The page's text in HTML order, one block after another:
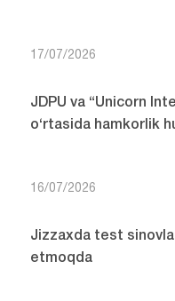
17/07/2026
JDPU va “Unicorn
o‘rtasida hamkorlik
16/07/2026
Jizzaxda test
etmoqda